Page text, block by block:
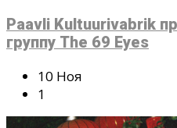
Paavli Kultuurivabrik
группу The 69 Eyes
10 Ноя
1